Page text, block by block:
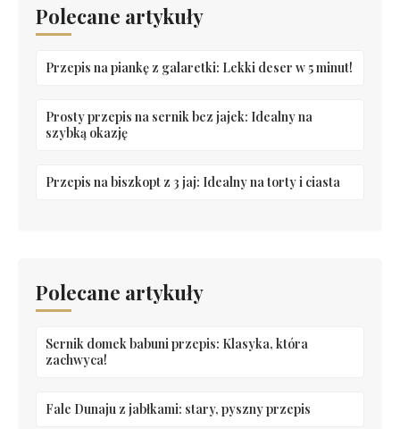
Polecane artykuły
Przepis na piankę z galaretki: Lekki deser w 5 minut!
Prosty przepis na sernik bez jajek: Idealny na
szybką okazję
Przepis na biszkopt z 3 jaj: Idealny na torty i ciasta
Polecane artykuły
Sernik domek babuni przepis: Klasyka, która
zachwyca!
Fale Dunaju z jabłkami: stary, pyszny przepis